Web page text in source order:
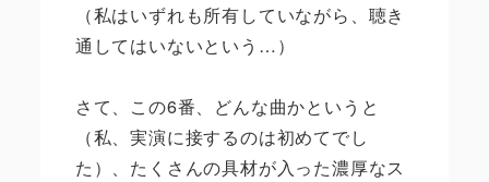
（私はいずれも所有していながら、聴き
通してはいないという…）
さて、この6番、どんな曲かというと
（私、実演に接するのは初めてでし
た）、たくさんの具材が入った濃厚なス